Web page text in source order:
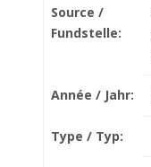
Source /
Fundstelle:
Année / Jahr:
Type / Typ: